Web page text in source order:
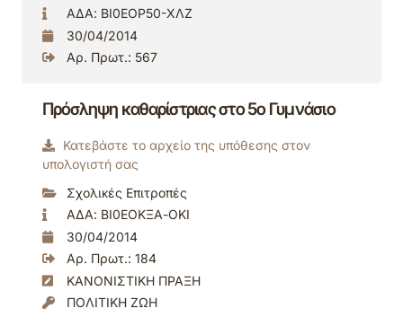
ΑΔΑ: ΒΙ0ΕΟΡ50-ΧΛΖ
30/04/2014
Αρ. Πρωτ.: 567
Πρόσληψη καθαρίστριας στο 5ο Γυμνάσιο
Κατεβάστε το αρχείο της υπόθεσης στον
υπολογιστή σας
Σχολικές Επιτροπές
ΑΔΑ: ΒΙ0ΕΟΚΞΑ-ΟΚΙ
30/04/2014
Αρ. Πρωτ.: 184
ΚΑΝΟΝΙΣΤΙΚΗ ΠΡΑΞΗ
ΠΟΛΙΤΙΚΗ ΖΩΗ